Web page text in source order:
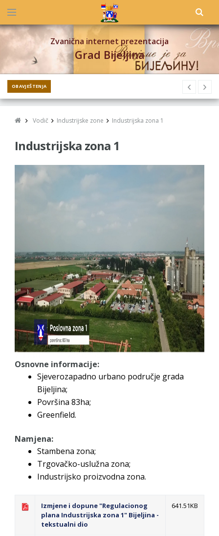
Zvanična internet prezentacija
Grad Bijeljina
OBAVJEŠTENJA
Vodič Industrijske zone Industrijska zona 1
Industrijska zona 1
Osnovne informacije:
Sjeverozapadno urbano područje grada
Bijeljina;
Površina 83ha;
Greenfield.
Namjena:
Stambena zona;
Trgovačko-uslužna zona;
Industrijsko proizvodna zona.
Izmjene i dopune "Regulacionog
plana Industrijska zona 1" Bijeljina -
tekstualni dio
641.51KB